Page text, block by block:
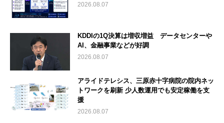
2026.08.07
KDDIの1Q決算は増収増益 データセンターや
AI、金融事業などが好調
2026.08.07
アライドテレシス、三原赤十字病院の院内ネッ
トワークを刷新 少人数運用でも安定稼働を支
援
2026.08.07